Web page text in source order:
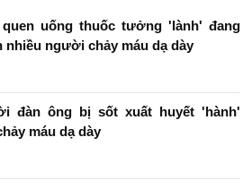
uống thuốc tưởng 'lành' đang
nhiều người chảy máu dạ dày
đàn ông bị sốt xuất huyết 'hành'
máu dạ dày